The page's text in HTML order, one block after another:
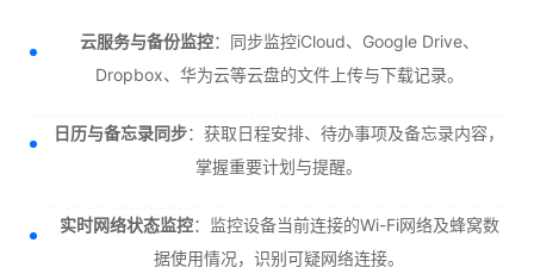
云服务与备份监控：同步监控iCloud、Google Drive、
Dropbox、华为云等云盘的文件上传与下载记录。
日历与备忘录同步：获取日程安排、待办事项及备忘录内容，
掌握重要计划与提醒。
实时网络状态监控：监控设备当前连接的Wi-Fi网络及蜂窝数
据使用情况，识别可疑网络连接。